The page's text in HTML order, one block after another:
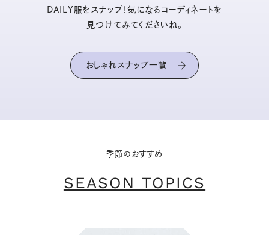
DAILY服をスナップ！気になるコーディネートを
見つけてみてくださいね。
おしゃれスナップ一覧
季節のおすすめ
SEASON TOPICS